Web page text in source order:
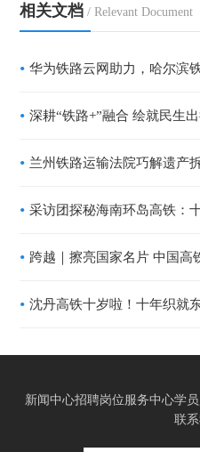
相关文档 / Relevant Document
深耕“铁路+”融合 绘就民生
沈丹高铁十岁啦！十年织就
新闻中心招聘岗位 服务中心学
联